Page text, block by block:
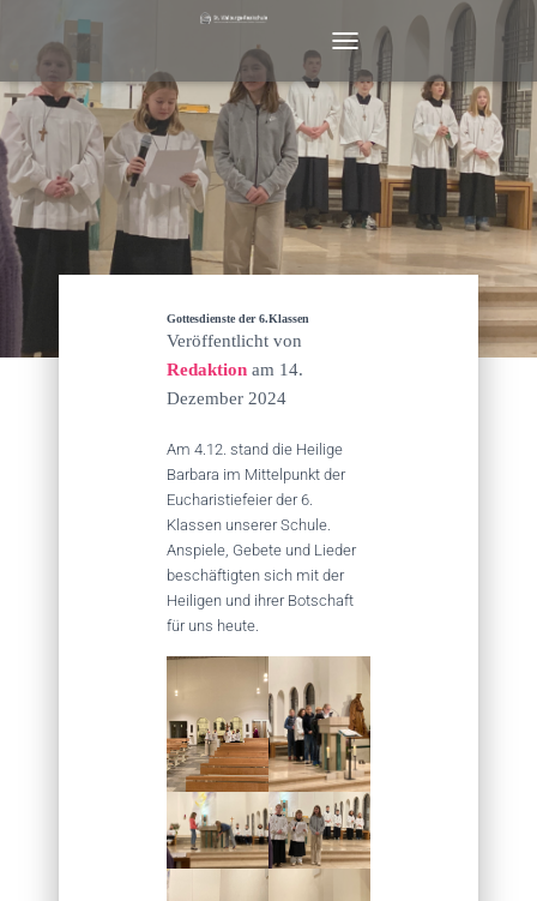
N
A
V
G
I
E
Gottesdienste der 6.Klassen
Veröffentlicht von
Redaktion am 14.
Dezember 2024
Am 4.12. stand die Heilige
Barbara im Mittelpunkt der
Eucharistiefeier der 6.
Klassen unserer Schule.
Anspiele, Gebete und Lieder
beschäftigten sich mit der
Heiligen und ihrer Botschaft
für uns heute.